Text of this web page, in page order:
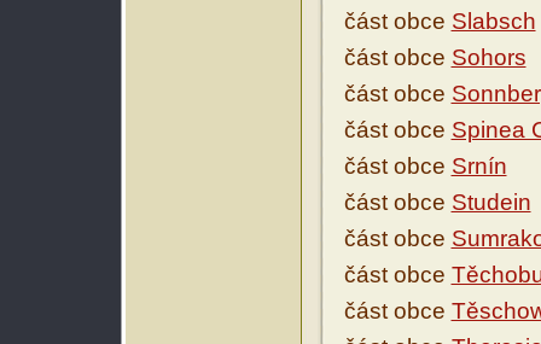
část obce Slabsch
část obce Sohors
část obce
část obce Spinea
část obce Srnín
část obce Studein
část obce
část obce
část obce